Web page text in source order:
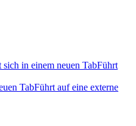
sich in einem neuen TabFührt
TabFührt auf eine externe